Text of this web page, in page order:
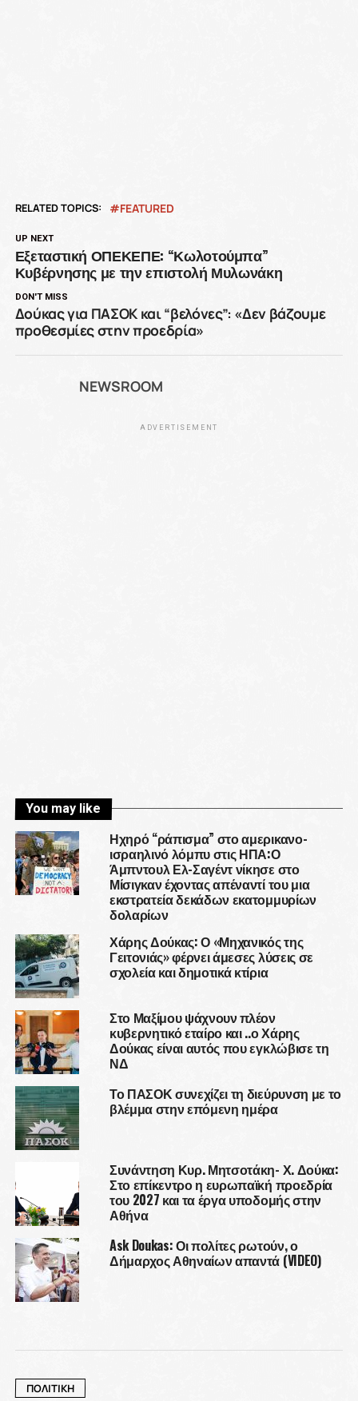
RELATED TOPICS: FEATURED
UP NEXT
Εξεταστική ΟΠΕΚΕΠΕ: “Κωλοτούμπα”
Κυβέρνησης με την επιστολή Μυλωνάκη
DON'T MISS
Δούκας για ΠΑΣΟΚ και “βελόνες”: «Δεν βάζουμε
προθεσμίες στην προεδρία»
NEWSROOM
ADVERTISEMENT
You may like
Ηχηρό “ράπισμα” στο αμερικανο-
ισραηλινό λόμπυ στις ΗΠΑ:Ο
Άμπντουλ Ελ-Σαγέντ νίκησε στο
Μίσιγκαν έχοντας απέναντί του μια
εκστρατεία δεκάδων εκατομμυρίων
δολαρίων
Χάρης Δούκας: Ο «Μηχανικός της
Γειτονιάς» φέρνει άμεσες λύσεις σε
σχολεία και δημοτικά κτίρια
Στο Μαξίμου ψάχνουν πλέον
κυβερνητικό εταίρο και ..ο Χάρης
Δούκας είναι αυτός που εγκλώβισε τη
ΝΔ
Το ΠΑΣΟΚ συνεχίζει τη διεύρυνση με το
βλέμμα στην επόμενη ημέρα
Συνάντηση Κυρ. Μητσοτάκη- Χ. Δούκα:
Στο επίκεντρο η ευρωπαϊκή προεδρία
του 2027 και τα έργα υποδομής στην
Αθήνα
Ask Doukas: Οι πολίτες ρωτούν, ο
Δήμαρχος Αθηναίων απαντά (VIDEO)
ΠΟΛΙΤΙΚΗ